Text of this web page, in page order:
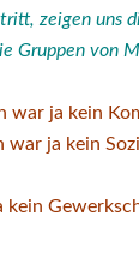
zei­gen uns
Grup­pen von
war ja kein
war ja kein
kein